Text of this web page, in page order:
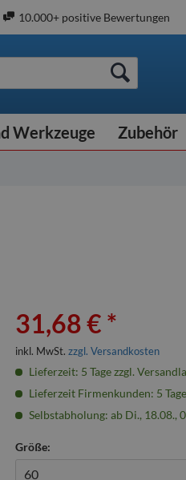
10.000+ positive Bewertungen
Werkzeuge Zubehör
31,68 € *
inkl. MwSt.zzgl. Versandkosten
Lieferzeit: 5 Tage zzgl.
Lieferzeit Firmenkunden: 5
Selbstabholung: ab Di., 18.08.,
Größe: